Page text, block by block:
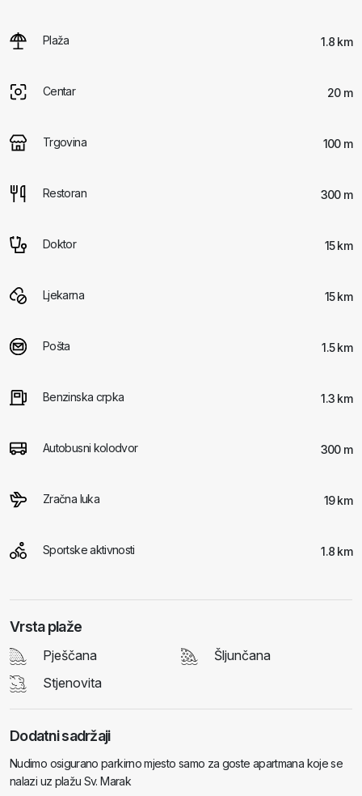
Plaža 1.8 km
Centar 20 m
Trgovina 100 m
Restoran 300 m
Doktor 15 km
Ljekarna 15 km
Pošta 1.5 km
Benzinska crpka 1.3 km
Autobusni kolodvor 300 m
Zračna luka 19 km
Sportske aktivnosti 1.8 km
Vrsta plaže
Pješčana
Šljunčana
Stjenovita
Dodatni sadržaji
Nudimo osigurano parkirno mjesto samo za goste apartmana koje se
nalazi uz plažu Sv. Marak